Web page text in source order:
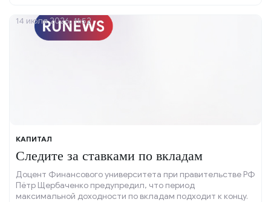
КАПИТАЛ
Следите за ставками по вкладам
Доцент Финансового университета при правительстве РФ
Пётр Щербаченко предупредил, что период
максимальной доходности по вкладам подходит к концу.
14 июля 2026, 11:52